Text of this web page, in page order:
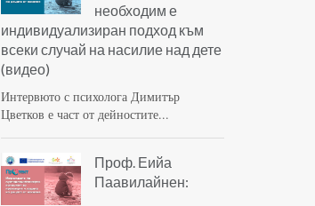
необходим е
индивидуализиран подход към
всеки случай на насилие над дете
(видео)
Интервюто с психолога Димитър
Цветков е част от дейностите...
Проф. Еийа
Паавилайнен: